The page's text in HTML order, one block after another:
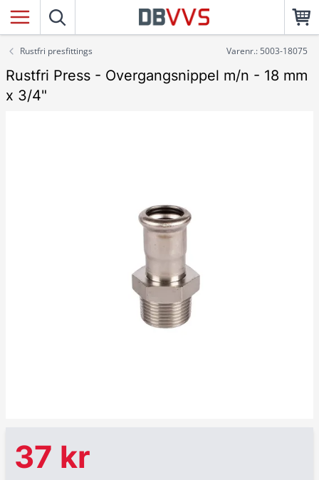
Rustfri presfittings Varenr.: 5003-18075
Rustfri Press - Overgangsnippel m/n - 18 mm
x 3/4"
37 kr